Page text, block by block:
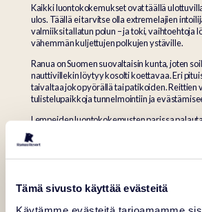
Tämä sivusto käyttää evästeitä
Kaikki luontokokemukset ovat täällä
ulos. Täällä ei tarvitse olla extremelajien
valmiiksi tallatun polun – ja toki, vaihtoehtoja
vähemmän kuljettujen polkujen ystäville.
Ranua on Suomen suovaltaisin kunta, joten
nauttivillekin löytyy kosolti koettavaa. Eri
taivaltaa joko pyörällä tai patikoiden. Reittien
tulistelupaikkoja tunnelmointiin ja
Lempeiden luontokokemusten parissa
rakkaimpiisi. Mikäpä sen parempaa kuin
leppoisasti ja nautiskella kesäillan
Suu makeaksi marjoista
Luonnossamme kasvaa ihania marjoja,